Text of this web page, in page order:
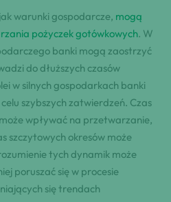
warunki gospodarcze, mogą
pożyczek gotówkowych. W
banki mogą zaostrzyć
do dłuższych czasów
w silnych gospodarkach banki
szybszych zatwierdzeń. Czas
wpływać na przetwarzanie,
szczytowych okresów może
tych dynamik może
poruszać się w procesie
się trendach